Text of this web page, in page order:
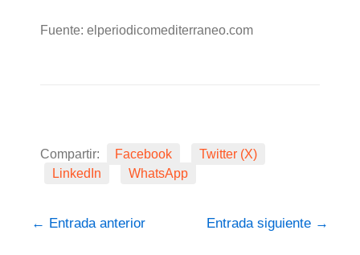
Fuente: elperiodicomediterraneo.com
Compartir: Facebook
Twitter (X)
LinkedIn
WhatsApp
← Entrada anterior Entrada siguiente →